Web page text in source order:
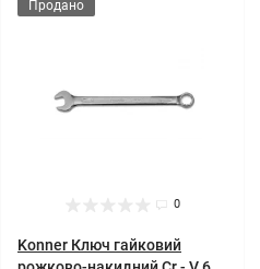
Продано
0
Konner Ключ гайковий